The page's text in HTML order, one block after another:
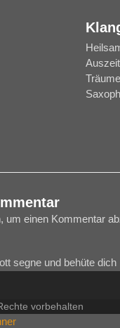
um einen Kommentar
segne und behüte dich
vorbehalten